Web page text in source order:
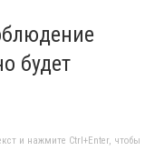
будет
и нажмите Ctrl+Enter, чтобы